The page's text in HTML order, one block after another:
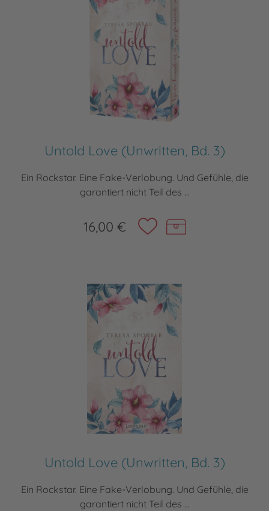
Untold Love (Unwritten, Bd. 3)
Ein Rockstar. Eine Fake-Verlobung. Und Gefühle, die
garantiert nicht Teil des ...
16,00 €
Untold Love (Unwritten, Bd. 3)
Ein Rockstar. Eine Fake-Verlobung. Und Gefühle, die
garantiert nicht Teil des ...